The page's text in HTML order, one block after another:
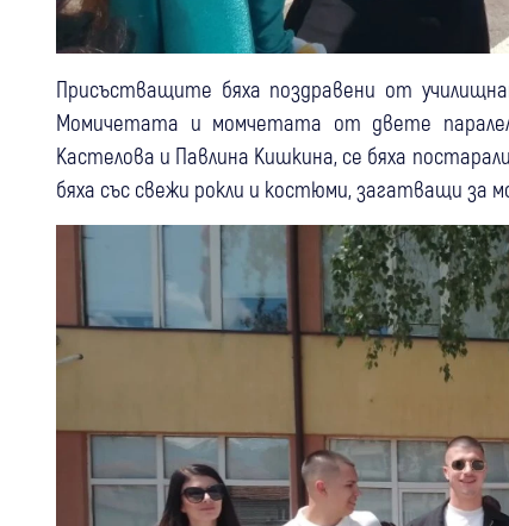
Присъстващите бяха поздравени от
Момичетата и момчетата от двете
Кастелова и Павлина Кишкина, се бяха
бяха със свежи рокли и костюми, загатващи